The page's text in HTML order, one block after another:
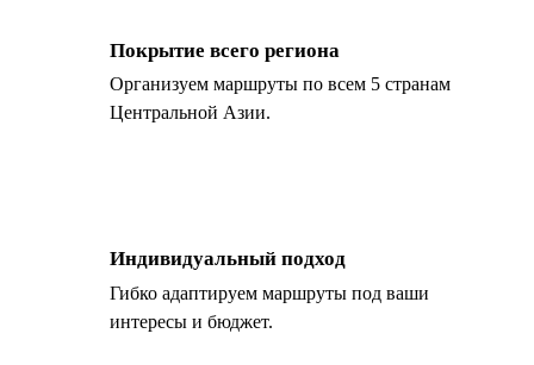
Покрытие всего региона
Организуем маршруты по всем 5 странам
Центральной Азии.
Индивидуальный подход
Гибко адаптируем маршруты под ваши
интересы и бюджет.